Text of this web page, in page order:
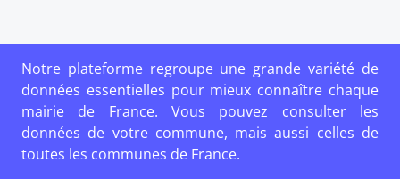
Notre plateforme regroupe une grande variété de
données essentielles pour mieux connaître chaque
mairie de France. Vous pouvez consulter les
données de votre commune, mais aussi celles de
toutes les communes de France.